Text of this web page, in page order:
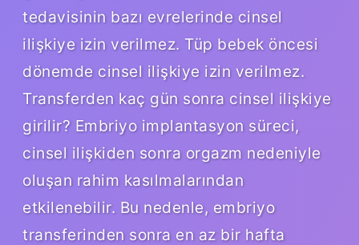
tedavisinin bazı evrelerinde cinsel
ilişkiye izin verilmez. Tüp bebek öncesi
dönemde cinsel ilişkiye izin verilmez.
Transferden kaç gün sonra cinsel ilişkiye
girilir? Embriyo implantasyon süreci,
cinsel ilişkiden sonra orgazm nedeniyle
oluşan rahim kasılmalarından
etkilenebilir. Bu nedenle, embriyo
transferinden sonra en az bir hafta